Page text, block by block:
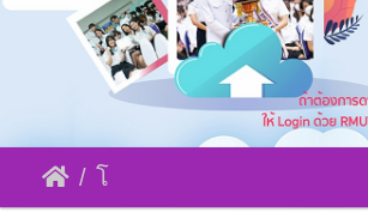
โครงการ Freshmen Day Freshmen Play ร้องเล่นเต้นกับน้อง RMUTP